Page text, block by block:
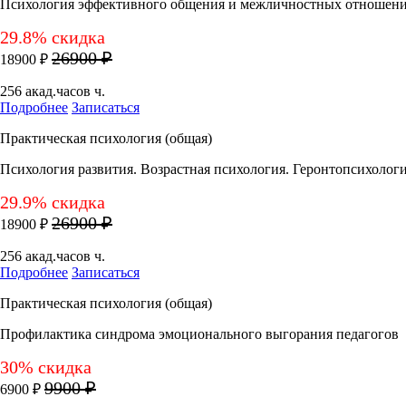
Психология эффективного общения и межличностных
29.8% скидка
18900 ₽ 26900 ₽
256 акад.часов ч.
Подробнее Записаться
Практическая психология (общая)
Психология развития. Возрастная психология.
29.9% скидка
18900 ₽ 26900 ₽
256 акад.часов ч.
Подробнее Записаться
Практическая психология (общая)
Профилактика синдрома эмоционального выгорания педагогов
30% скидка
6900 ₽ 9900 ₽